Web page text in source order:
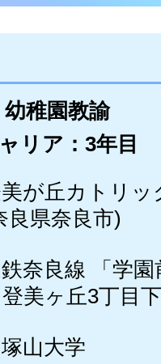
幼稚園教諭
リア：3年目
が丘カトリッ
良県奈良市)
奈良線 「学
美ヶ丘3丁目
山大学